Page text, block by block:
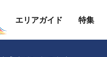
エリアガイド 特集